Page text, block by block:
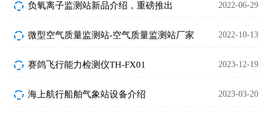
负氧离子监测站新品介绍，重磅推出 2022-06-29
微型空气质量监测站-空气质量监测站厂家 2022-10-13
赛鸽飞行能力检测仪TH-FX01 2023-12-19
海上航行船舶气象站设备介绍 2023-03-20